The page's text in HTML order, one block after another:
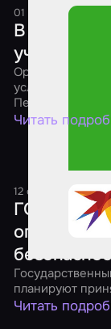
01 марта 2025
В
Организаторам
усложнить
Петербурга
Читать
12 октября 20241
ГОСТы,
планируют
Читать